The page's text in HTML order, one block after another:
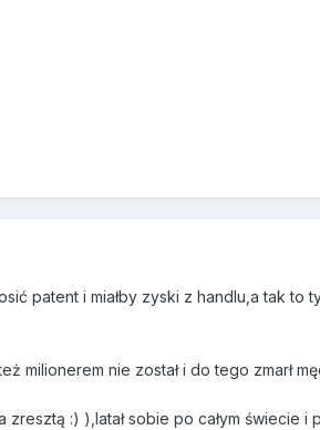
patent i miałby zyski z handlu,a tak
milionerem nie został i do tego zmarł
:) ),latał sobie po całym świecie i